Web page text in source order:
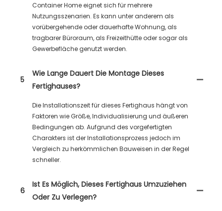
Container Home eignet sich für mehrere
Nutzungsszenarien. Es kann unter anderem als
vorübergehende oder dauerhafte Wohnung, als
tragbarer Büroraum, als Freizeithütte oder sogar als
Gewerbefläche genutzt werden.
5
Wie Lange Dauert Die Montage Dieses
Fertighauses?
Die Installationszeit für dieses Fertighaus hängt von
Faktoren wie Größe, Individualisierung und äußeren
Bedingungen ab. Aufgrund des vorgefertigten
Charakters ist der Installationsprozess jedoch im
Vergleich zu herkömmlichen Bauweisen in der Regel
schneller.
6
Ist Es Möglich, Dieses Fertighaus Umzuziehen
Oder Zu Verlegen?